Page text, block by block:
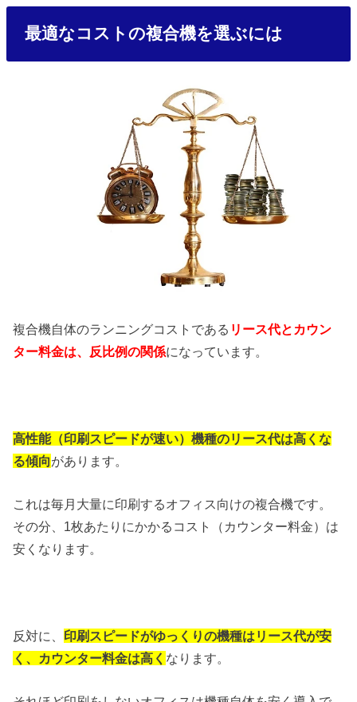
最適なコストの複合機を選ぶには
複合機自体のランニングコストである リース代とカウン
ター料金は、反比例の関係になっています。
高性能（印刷スピードが速い）機種のリース代は高くな
る傾向があります。
これは毎月大量に印刷するオフィス向けの複合機です。
その分、1枚あたりにかかるコスト（カウンター料金）は
安くなります。
反対に、 印刷スピードがゆっくりの機種はリース代が安
く、カウンター料金は高く なります。